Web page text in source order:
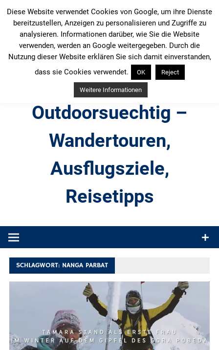
Inhalt
springen
Outdoorsuechtig –
Wandertouren,
Ausflugsziele,
Reisetipps
Produkttests und Buchrezensionen. Ein Blog für alle, die gern
SCHLAGWORT: NANGA PARBAT
Diese Website verwendet Cookies von Google, um ihre Dienste
bereitzustellen, Anzeigen zu personalisieren und Zugriffe zu
analysieren. Informationen darüber, wie Sie die Website
verwenden, werden an Google weitergegeben. Durch die
Nutzung dieser Website erklären Sie sich damit einverstanden,
dass sie Cookies verwendet.
OK Reject
Weitere Informationen